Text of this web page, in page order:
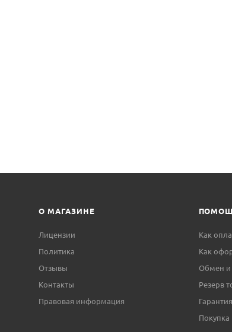
О МАГАЗИНЕ
Лицензии
Политика
Отзывы
Контакты
Правовая информация
Как
Как
Обмен и
Резерв
Покупка